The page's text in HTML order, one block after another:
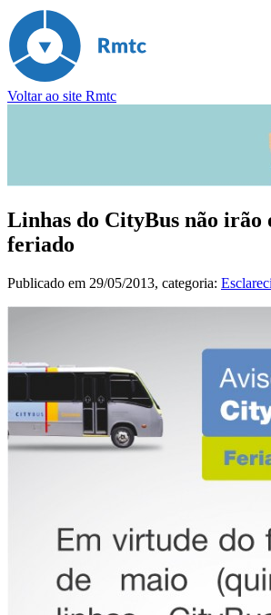
Voltar ao site Rmtc
Linhas do CityBus não irão
feriado
Publicado em 29/05/2013, categoria: